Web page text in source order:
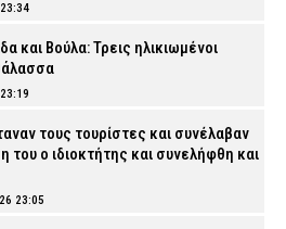
και Βούλα: Τρεις ηλικιωμένοι
τους τουρίστες και συνέλαβαν
ο ιδιοκτήτης και συνελήφθη και
23:05